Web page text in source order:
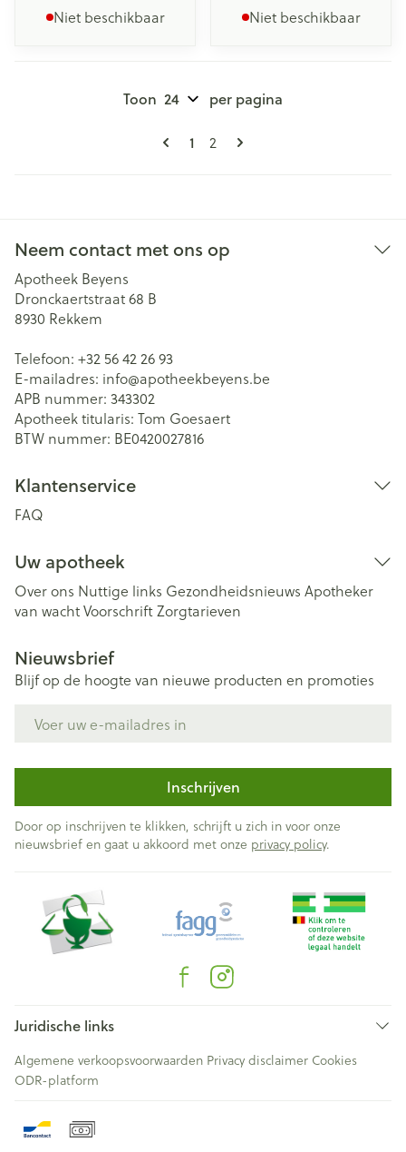
Niet beschikbaar Niet beschikbaar
Pagina's
U lees momenteel pagina
1 Pagina
2
Toon per pagina
Neem contact met ons op
Apotheek Beyens
Dronckaertstraat 68 B
8930 Rekkem
Telefoon: +32 56 42 26 93
E-mailadres: info@apotheekbeyens.be
APB nummer: 343302
Apotheek titularis: Tom Goesaert
BTW nummer: BE0420027816
Klantenservice
FAQ
Uw apotheek
Over ons Nuttige links Gezondheidsnieuws Apotheker
van wachtVoorschriftZorgtarieven
Nieuwsbrief
Blijf op de hoogte van nieuwe producten en promoties
Inschrijven
Door op inschrijven te klikken, schrijft u zich in voor onze
nieuwsbrief en gaat u akkoord met onze privacy policy.
Juridische links
Algemene verkoopsvoorwaarden Privacy disclaimer Cookies
ODR-platform